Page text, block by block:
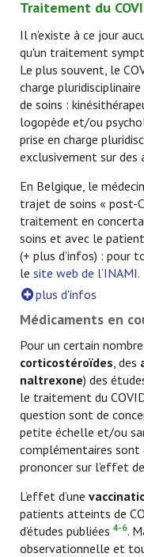
Traitement du
Il n’existe à ce jour
qu'un traitement
Le plus souvent, le
charge
de soins :
logopède et/ou
prise en charge
exclusivement sur des
En Belgique, le
trajet de soins « post-
traitement en
soins et avec le
(+ plus d’infos) : pour
le site web de l’INAMI.
plus d'infos
Médicaments en
Pour un certain
corticostéroïdes, des
naltrexone) des
le traitement du
question sont de
petite échelle et/ou
complémentaires sont
prononcer sur l’effet
L’effet d’une
patients atteints de
d’études publiées 4-6.
observationnelle et